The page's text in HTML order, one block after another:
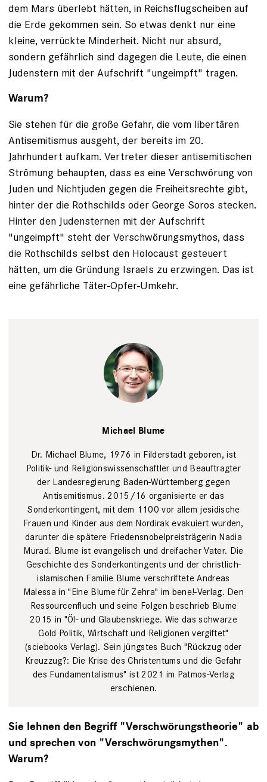
dem Mars überlebt hätten, in Reichsflugscheiben auf
die Erde gekommen sein. So etwas denkt nur eine
kleine, verrückte Minderheit. Nicht nur absurd,
sondern gefährlich sind dagegen die Leute, die einen
Judenstern mit der Aufschrift "ungeimpft" tragen.
Warum?
Sie stehen für die große Gefahr, die vom libertären
Antisemitismus ausgeht, der bereits im 20.
Jahrhundert aufkam. Vertreter dieser antisemitischen
Strömung behaupten, dass es eine Verschwörung von
Juden und Nichtjuden gegen die Freiheitsrechte gibt,
hinter der die Rothschilds oder George Soros stecken.
Hinter den Judensternen mit der Aufschrift
"ungeimpft" steht der Verschwörungsmythos, dass
die Rothschilds selbst den Holocaust gesteuert
hätten, um die Gründung Israels zu erzwingen. Das ist
eine gefährliche Täter-Opfer-Umkehr.
Michael Blume
Dr. Michael Blume, 1976 in Filderstadt geboren, ist
Politik- und Religionswissenschaftler und Beauftragter
der Landesregierung Baden-Württemberg gegen
Antisemitismus. 2015/16 organisierte er das
Sonderkontingent, mit dem 1100 vor allem jesidische
Frauen und Kinder aus dem Nordirak evakuiert wurden,
darunter die spätere Friedensnobelpreisträgerin Nadia
Murad. Blume ist evangelisch und dreifacher Vater. Die
Geschichte des Sonderkontingents und der christlich-
islamischen Familie Blume verschriftete Andreas
Malessa in "Eine Blume für Zehra" im bene!-Verlag. Den
Ressourcenfluch und seine Folgen beschrieb Blume
2015 in "Öl- und Glaubenskriege. Wie das schwarze
Gold Politik, Wirtschaft und Religionen vergiftet"
(sciebooks Verlag). Sein jüngstes Buch "Rückzug oder
Kreuzzug?: Die Krise des Christentums und die Gefahr
des Fundamentalismus" ist 2021 im Patmos-Verlag
erschienen.
Sie lehnen den Begriff "Verschwörungstheorie" ab
und sprechen von "Verschwörungsmythen".
Warum?